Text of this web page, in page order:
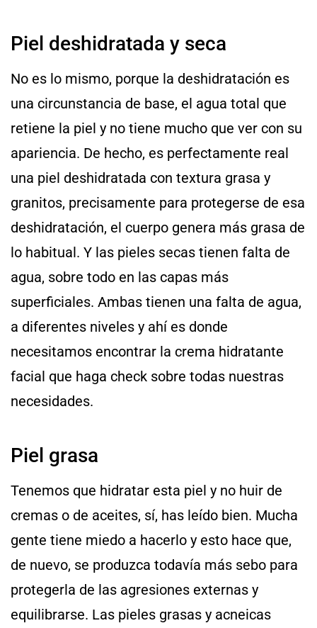
Piel deshidratada y seca
No es lo mismo, porque la deshidratación es
una circunstancia de base, el agua total que
retiene la piel y no tiene mucho que ver con su
apariencia. De hecho, es perfectamente real
una piel deshidratada con textura grasa y
granitos, precisamente para protegerse de esa
deshidratación, el cuerpo genera más grasa de
lo habitual. Y las pieles secas tienen falta de
agua, sobre todo en las capas más
superficiales. Ambas tienen una falta de agua,
a diferentes niveles y ahí es donde
necesitamos encontrar la crema hidratante
facial que haga check sobre todas nuestras
necesidades.
Piel grasa
Tenemos que hidratar esta piel y no huir de
cremas o de aceites, sí, has leído bien. Mucha
gente tiene miedo a hacerlo y esto hace que,
de nuevo, se produzca todavía más sebo para
protegerla de las agresiones externas y
equilibrarse. Las pieles grasas y acneicas